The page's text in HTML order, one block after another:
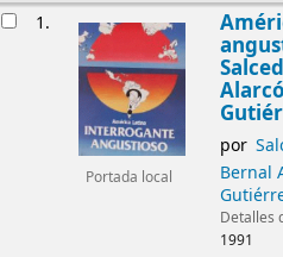
1.
Portada local
por
Bernal
Detalles
1991